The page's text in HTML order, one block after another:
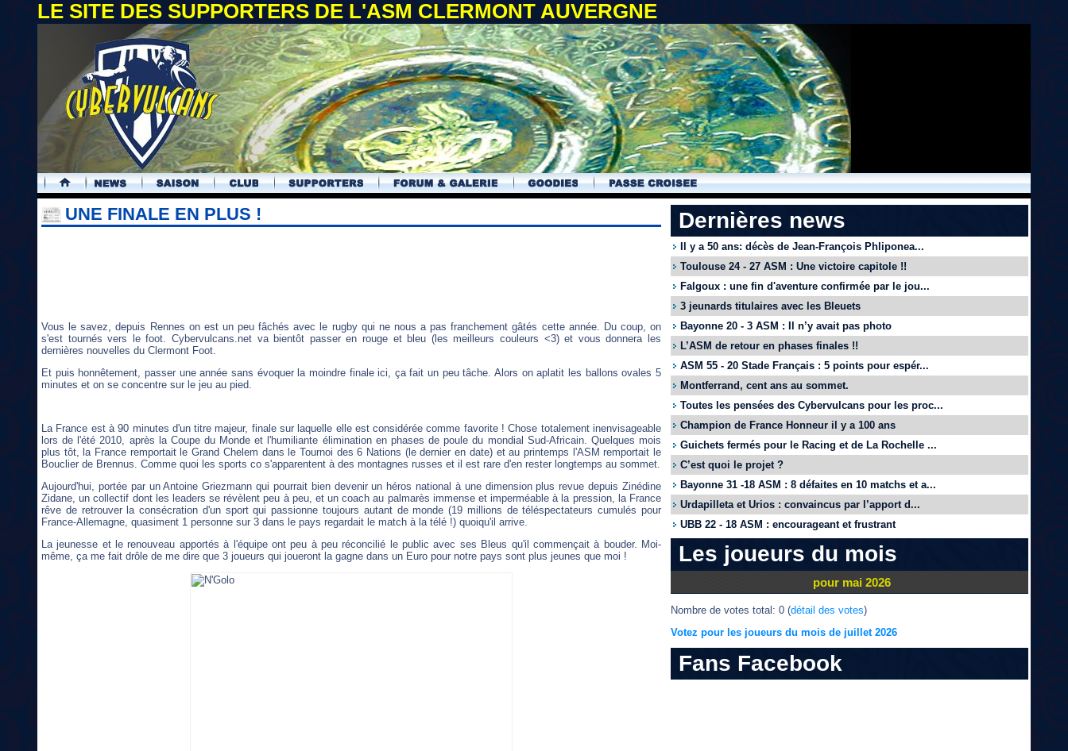
LE SITE DES SUPPORTERS DE L'ASM CLERMONT AUVERGNE
.
UNE FINALE EN PLUS !
Vous le savez, depuis Rennes on est un peu fâchés avec le rugby qui ne nous a pas franchement gâtés cette année. Du coup, on
s'est tournés vers le foot. Cybervulcans.net va bientôt passer en rouge et bleu (les meilleurs couleurs <3) et vous donnera les
dernières nouvelles du Clermont Foot.
Et puis honnêtement, passer une année sans évoquer la moindre finale ici, ça fait un peu tâche. Alors on aplatit les ballons ovales 5
minutes et on se concentre sur le jeu au pied.
La France est à 90 minutes d'un titre majeur, finale sur laquelle elle est considérée comme favorite ! Chose totalement inenvisageable
lors de l'été 2010, après la Coupe du Monde et l'humiliante élimination en phases de poule du mondial Sud-Africain. Quelques mois
plus tôt, la France remportait le Grand Chelem dans le Tournoi des 6 Nations (le dernier en date) et au printemps l'ASM remportait le
Bouclier de Brennus. Comme quoi les sports co s'apparentent à des montagnes russes et il est rare d'en rester longtemps au sommet.
Aujourd'hui, portée par un Antoine Griezmann qui pourrait bien devenir un héros national à une dimension plus revue depuis Zinédine
Zidane, un collectif dont les leaders se révèlent peu à peu, et un coach au palmarès immense et imperméable à la pression, la France
rêve de retrouver la consécration d'un sport qui passionne toujours autant de monde (19 millions de téléspectateurs cumulés pour
France-Allemagne, quasiment 1 personne sur 3 dans le pays regardait le match à la télé !) quoiqu'il arrive.
La jeunesse et le renouveau apportés à l'équipe ont peu à peu réconcilié le public avec ses Bleus qu'il commençait à bouder. Moi-
même, ça me fait drôle de me dire que 3 joueurs qui joueront la gagne dans un Euro pour notre pays sont plus jeunes que moi !
Dernières news
Il y a 50 ans: décès de Jean-François Phliponea...
Toulouse 24 - 27 ASM : Une victoire capitole !!
Falgoux : une fin d'aventure confirmée par le jou...
3 jeunards titulaires avec les Bleuets
Bayonne 20 - 3 ASM : Il n’y avait pas photo
L’ASM de retour en phases finales !!
ASM 55 - 20 Stade Français : 5 points pour espér...
Montferrand, cent ans au sommet.
Toutes les pensées des Cybervulcans pour les proc...
Champion de France Honneur il y a 100 ans
Guichets fermés pour le Racing et de La Rochelle ...
C’est quoi le projet ?
Bayonne 31 -18 ASM : 8 défaites en 10 matchs et a...
Urdapilleta et Urios : convaincus par l’apport d...
UBB 22 - 18 ASM : encourageant et frustrant
Les joueurs du mois
pour mai 2026
Nombre de votes total: 0 (détail des votes)
Votez pour les joueurs du mois de juillet 2026
Fans Facebook